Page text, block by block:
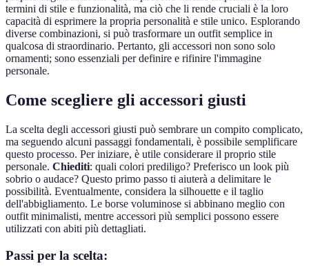
termini di stile e funzionalità, ma ciò che li rende cruciali è la loro
capacità di esprimere la propria personalità e stile unico. Esplorando
diverse combinazioni, si può trasformare un outfit semplice in
qualcosa di straordinario. Pertanto, gli accessori non sono solo
ornamenti; sono essenziali per definire e rifinire l'immagine
personale.
Come scegliere gli accessori giusti
La scelta degli accessori giusti può sembrare un compito complicato,
ma seguendo alcuni passaggi fondamentali, è possibile semplificare
questo processo. Per iniziare, è utile considerare il proprio stile
personale. Chiediti: quali colori prediligo? Preferisco un look più
sobrio o audace? Questo primo passo ti aiuterà a delimitare le
possibilità. Eventualmente, considera la silhouette e il taglio
dell'abbigliamento. Le borse voluminose si abbinano meglio con
outfit minimalisti, mentre accessori più semplici possono essere
utilizzati con abiti più dettagliati.
Passi per la scelta: